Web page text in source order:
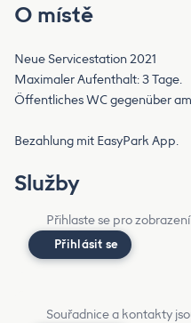
O místě
Neue Servicestation 2021
Maximaler Aufenthalt: 3 Tage.
Öffentliches WC gegenüber
Bezahlung mit EasyPark App.
Služby
Přihlaste se pro
Přihlásit se
Souřadnice a kontakty